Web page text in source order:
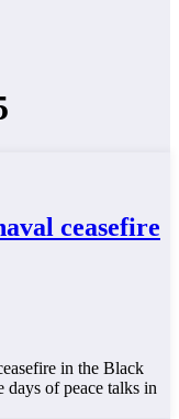
ceasefire
in the Black
days of peace talks in